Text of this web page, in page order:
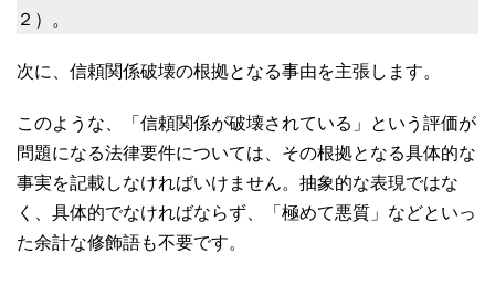
２）。
次に、信頼関係破壊の根拠となる事由を主張します。
このような、「信頼関係が破壊されている」という評価が
問題になる法律要件については、その根拠となる具体的な
事実を記載しなければいけません。抽象的な表現ではな
く、具体的でなければならず、「極めて悪質」などといっ
た余計な修飾語も不要です。